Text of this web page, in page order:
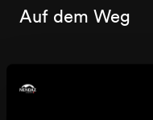
Auf dem Weg